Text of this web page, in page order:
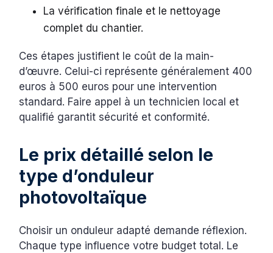
La vérification finale et le nettoyage
complet du chantier.
Ces étapes justifient le coût de la main-
d’œuvre. Celui-ci représente généralement 400
euros à 500 euros pour une intervention
standard. Faire appel à un technicien local et
qualifié garantit sécurité et conformité.
Le prix détaillé selon le
type d’onduleur
photovoltaïque
Choisir un onduleur adapté demande réflexion.
Chaque type influence votre budget total. Le